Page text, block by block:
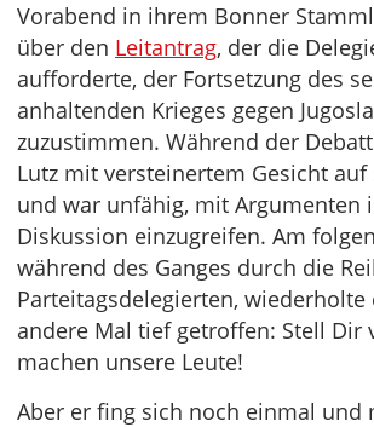
Vorabend in ihrem Bonner
über den Leitantrag, der die
aufforderte, der Fortsetzung des
anhaltenden Krieges gegen
zuzustimmen. Während der
Lutz mit versteinertem Gesicht auf
und war unfähig, mit Argumenten
Diskussion einzugreifen. Am
während des Ganges durch die
Parteitagsdelegierten, wiederholte
andere Mal tief getroffen: Stell Dir
machen unsere Leute!
Aber er fing sich noch einmal und